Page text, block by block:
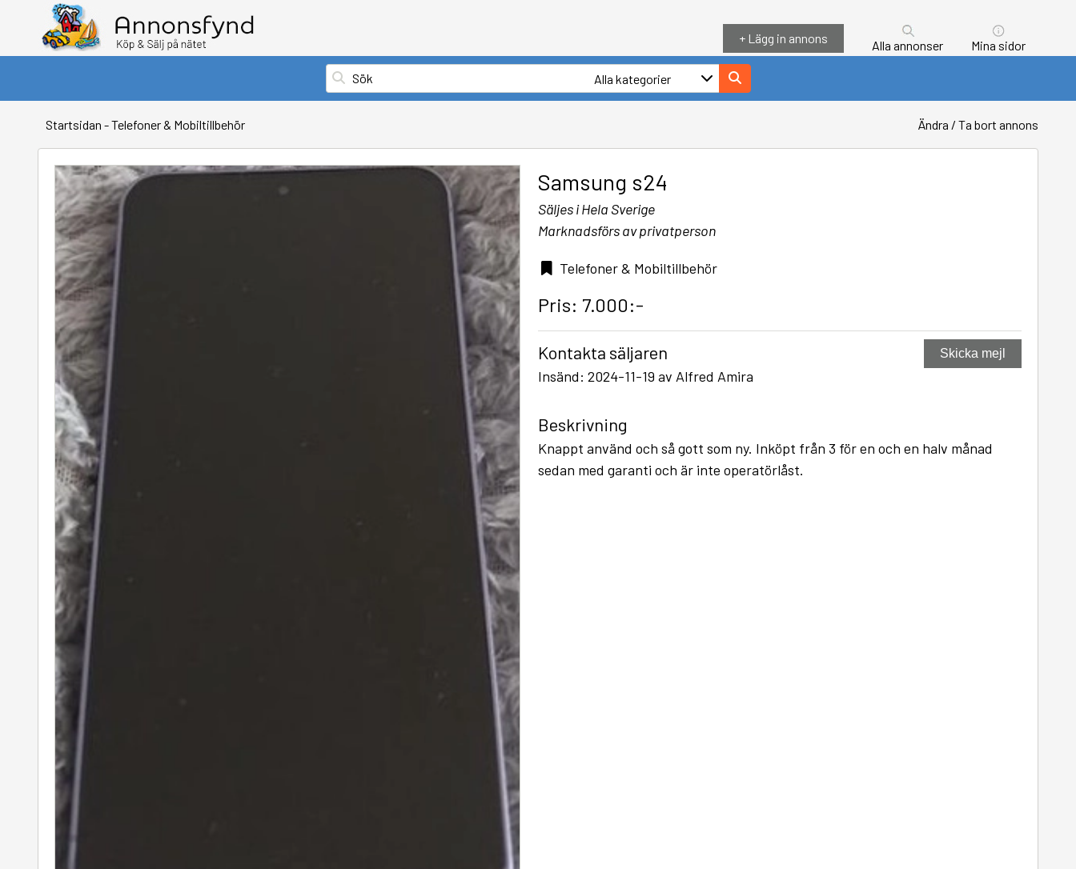
+ Lägg in annons Alla annonser Mina sidor
Startsidan -Telefoner & Mobiltillbehör Ändra / Ta bort annons
Samsung s24
Säljes i Hela Sverige
Marknadsförs av privatperson
Telefoner & Mobiltillbehör
Pris: 7.000:-
Kontakta säljaren
Insänd: 2024-11-19 av Alfred Amira
Skicka mejl
Beskrivning
Knappt använd och så gott som ny. Inköpt från 3 för en och en halv månad
sedan med garanti och är inte operatörlåst.